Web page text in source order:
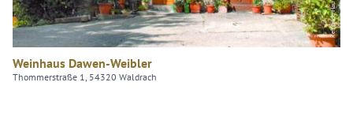
Reinhilde Hau
Weinhaus Dawen-Weibler
Thommerstraße 1, 54320 Waldrach